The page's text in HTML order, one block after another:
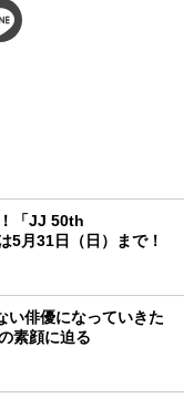
「JJ 50th
月31日（日）まで！
い俳優になっていきた
素顔に迫る